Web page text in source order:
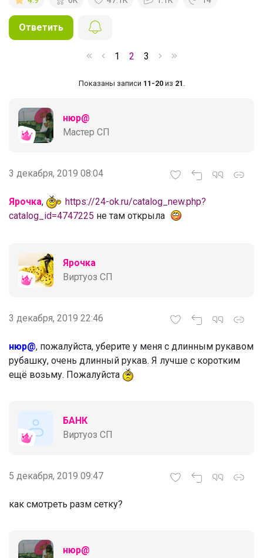
Ответить
1 2 3
Показаны записи 11-20из 21
нюр@
Мастер СП
3 декабря, 2019 08:04
Ярочка,
https://24-ok.ru/catalog_new.php?
catalog_id=4747225 не там открыла
Ярочка
Виртуоз СП
3 декабря, 2019 22:46
нюр@, пожалуйста, уберите у меня с длинным рукавом
рубашку, очень длинный рукав. Я лучше с коротким
ещё возьму. Пожалуйста
БАНК
Виртуоз СП
5 декабря, 2019 09:47
как смотреть разм сетку?
нюр@